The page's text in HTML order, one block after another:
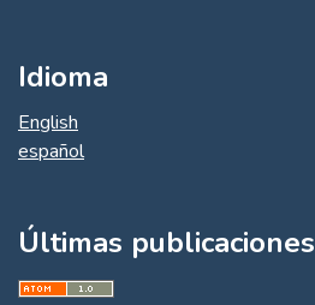
Idioma
English
español
Últimas publicaciones